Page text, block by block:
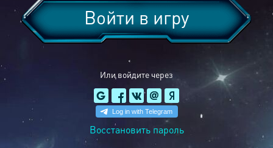
Или войдите через
Войти в игру
Восстановить пароль